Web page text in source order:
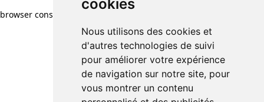
cookies
Nous utilisons des cookies et
d'autres technologies de suivi
pour améliorer votre expérience
de navigation sur notre site, pour
vous montrer un contenu
browser console for more information)